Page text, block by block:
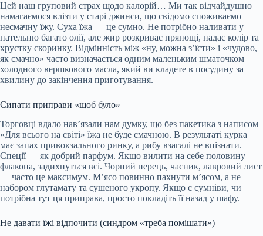
Цей наш груповий страх щодо калорій… Ми так відчайдушно
намагаємося влізти у старі джинси, що свідомо споживаємо
несмачну їжу. Суха їжа — це сумно. Не потрібно наливати у
пательню багато олії, але жир розкриває прянощі, надає колір та
хрустку скоринку. Відмінність між «ну, можна з’їсти» і «чудово,
як смачно» часто визначається одним маленьким шматочком
холодного вершкового масла, який ви кладете в посудину за
хвилину до закінчення приготування.
Сипати приправи «щоб було»
Торговці вдало нав’язали нам думку, що без пакетика з написом
«Для всього на світі» їжа не буде смачною. В результаті курка
має запах привокзального ринку, а рибу взагалі не впізнати.
Спеції — як добрий парфум. Якщо вилити на себе половину
флакона, задихнуться всі. Чорний перець, часник, лавровий лист
— часто це максимум. М’ясо повинно пахнути м’ясом, а не
набором глутамату та сушеного укропу. Якщо є сумніви, чи
потрібна тут ця приправа, просто покладіть її назад у шафу.
Не давати їжі відпочити (синдром «треба помішати»)